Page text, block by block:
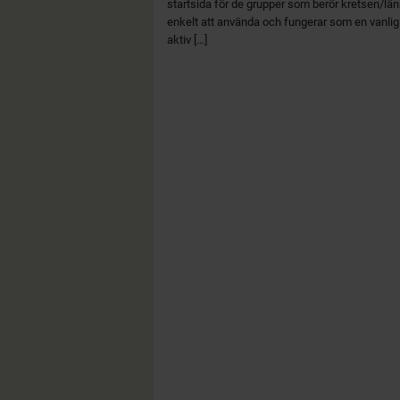
startsida för de grupper som berör kretsen/
enkelt att använda och fungerar som en
aktiv […]